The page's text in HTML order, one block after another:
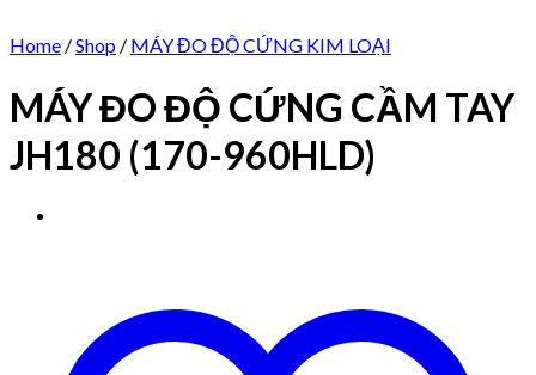
Home /Shop / MÁY ĐO ĐỘ CỨNG KIM LOẠI
MÁY ĐO ĐỘ CỨNG CẦM TAY
JH180 (170-960HLD)